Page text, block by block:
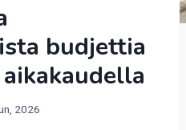
budjettia
2026